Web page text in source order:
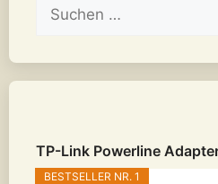
Suchen
nach:
TP-Link Powerline
BESTSELLER NR. 1